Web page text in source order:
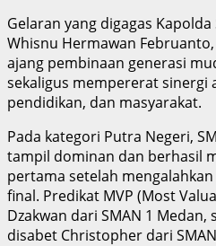
Gelaran yang digagas
Whisnu Hermawan Februanto,
ajang pembinaan generasi
sekaligus mempererat sinergi
pendidikan, dan masyarakat.
Pada kategori Putra Negeri,
tampil dominan dan berhasil
pertama setelah
final. Predikat MVP (Most
Dzakwan dari SMAN 1
disabet Christopher dari